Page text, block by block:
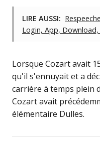
LIRE AUSSI:
Login, App, Download,
Lorsque Cozart avait
qu'il s'ennuyait et a
carrière à temps plein
Cozart avait
élémentaire Dulles.